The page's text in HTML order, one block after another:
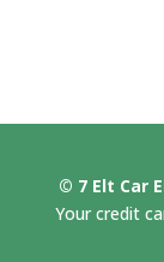
© 7 Elt Car
Your credit